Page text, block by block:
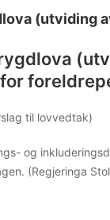
(utviding
til lovvedtak)
og
(Regjeringa